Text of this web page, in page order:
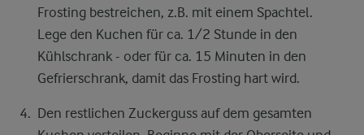
Frosting bestreichen, z.B. mit einem Spachtel.
Lege den Kuchen für ca. 1/2 Stunde in den
Kühlschrank - oder für ca. 15 Minuten in den
Gefrierschrank, damit das Frosting hart wird.
Den restlichen Zuckerguss auf dem gesamten